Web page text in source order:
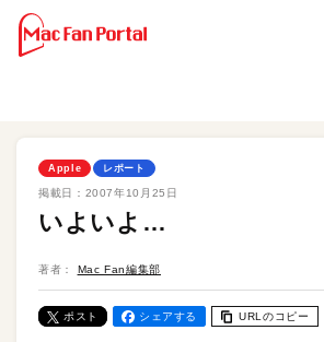
Apple レポート
掲載日： 2007年10月25日
いよいよ…
著者： Mac Fan編集部
ポスト シェアする URLのコピー